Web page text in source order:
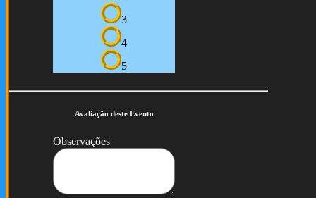
3
4
5
Avaliação deste Evento
Observações